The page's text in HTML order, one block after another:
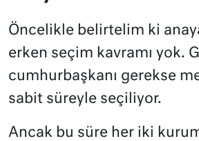
Öncelikle belirtelim ki
erken seçim kavramı yok.
cumhurbaşkanı gerekse
sabit süreyle seçiliyor.
Ancak bu süre her iki